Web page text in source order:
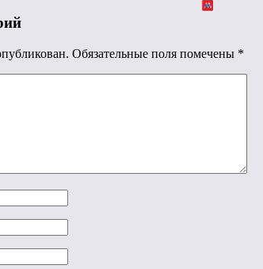
Обязательные поля помечены *